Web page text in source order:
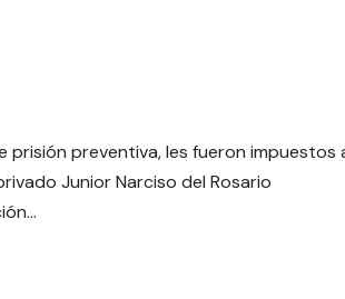
prisión preventiva, les fueron
Junior Narciso del Rosario